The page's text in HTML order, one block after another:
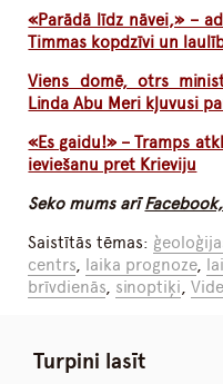
«Parādā līdz nāvei,» –
Timmas kopdzīvi un
Viens domē, otrs
Linda Abu Meri kļuvusi
«Es gaidu!» – Tramps
ieviešanu pret Krieviju
Seko mums arīFacebook,
Saistītās tēmas:
centrs, laika prognoze,
brīvdienās, sinoptiķi,
Turpini lasīt